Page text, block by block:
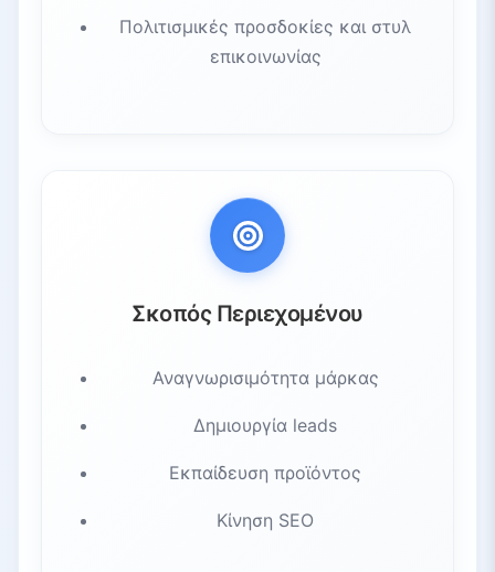
Πολιτισμικές προσδοκίες και στυλ
επικοινωνίας
Σκοπός Περιεχομένου
Αναγνωρισιμότητα μάρκας
Δημιουργία leads
Εκπαίδευση προϊόντος
Κίνηση SEO